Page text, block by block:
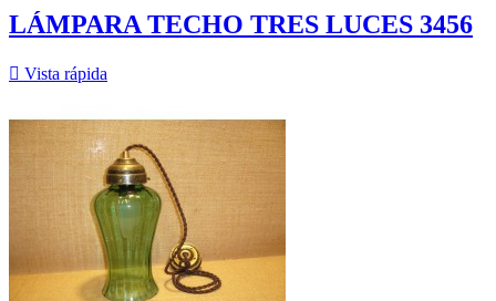
LÁMPARA TECHO TRES LUCES 3456
 Vista rápida